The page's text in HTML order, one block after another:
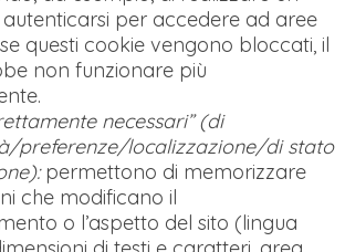
per accedere ad aree
questi cookie vengono bloccati, il
non funzionare più
necessari” (di
preferenze/localizzazione/di stato
permettono di memorizzare
che modificano il
o l’aspetto del sito (lingua